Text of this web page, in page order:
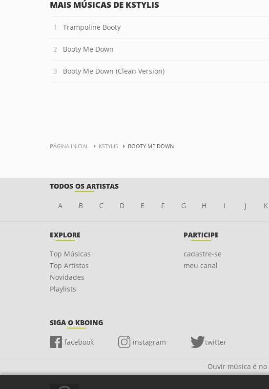
MAIS MÚSICAS DE KSTYLIS
Trampoline Booty
Booty Me Down
Booty Me Down (Clean Version)
PÁGINA INICIAL KSTYLIS BOOTY ME DOWN
TODOS OS ARTISTAS
A B C D E F G H I J K
EXPLORE
Top Músicas
Top Artistas
Novidades
Playlists
PARTICIPE
cadastre-se
meu canal
SIGA O KBOING
facebook instagram twitter
Ouvir música é no